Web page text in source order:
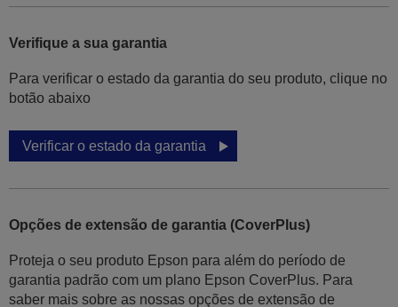
Verifique a sua garantia
Para verificar o estado da garantia do seu produto, clique no
botão abaixo
Verificar o estado da garantia
Opções de extensão de garantia (CoverPlus)
Proteja o seu produto Epson para além do período de
garantia padrão com um plano Epson CoverPlus. Para
saber mais sobre as nossas opções de extensão de